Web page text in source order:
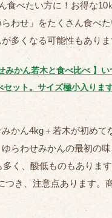
食べたい方に！お得な10
わせ」をたくさん食べ
多くなる可能性もありま
みかん若木と食べ比べ 】
ット。サイズ極小入りま
かん4kg＋若木が初め
らわせみかんの最初の
多く、酸低ものもありま
つき、注意点あります。